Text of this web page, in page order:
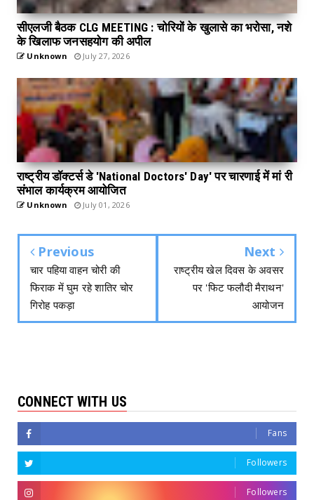
सीएलजी बैठक CLG MEETING : चोरियों के खुलासे का भरोसा, नशे
के खिलाफ जनसहयोग की अपील
Unknown July 27, 2026
राष्ट्रीय डॉक्टर्स डे 'National Doctors' Day' पर चारणाई में मां री
संभाल कार्यक्रम आयोजित
Unknown July 01, 2026
Previous
चार पहिया वाहन चोरी की
फिराक में घुम रहे शातिर चोर
गिरोह पकड़ा
Next
राष्ट्रीय खेल दिवस के अवसर
पर 'फिट फलौदी मैराथन'
आयोजन
CONNECT WITH US
Fans
Followers
Followers